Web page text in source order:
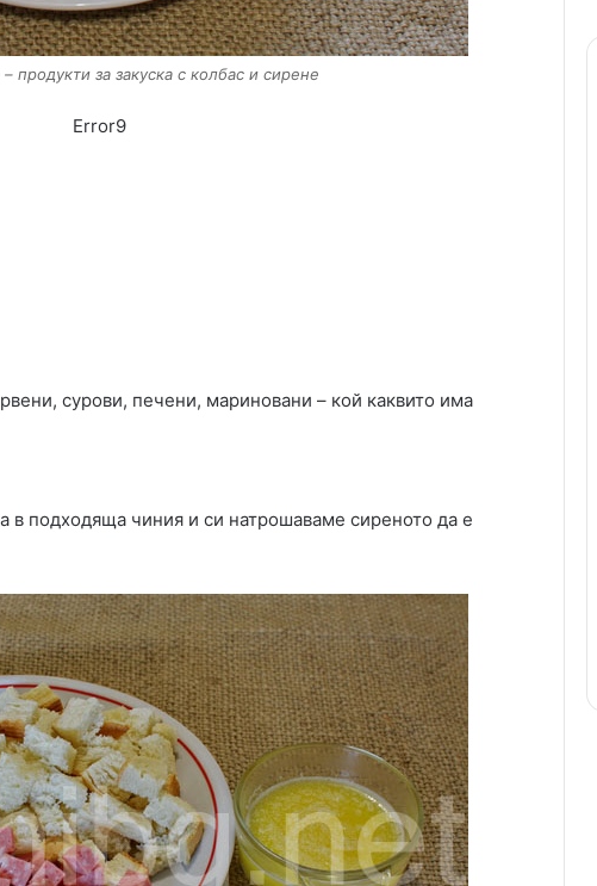
– продукти за закуска с колбас и сирене
Error9
сурови, печени, мариновани – кой каквито има
в подходяща чиния и си натрошаваме сиреното да е